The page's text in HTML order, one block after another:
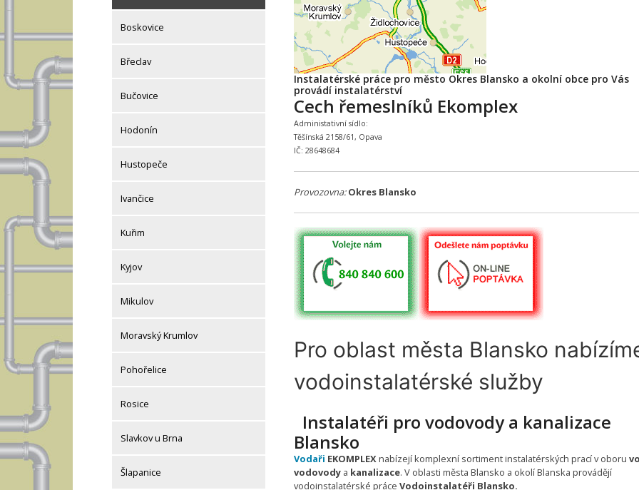
Boskovice
Břeclav
Bučovice
Hodonín
Hustopeče
Ivančice
Kuřim
Kyjov
Mikulov
Moravský Krumlov
Pohořelice
Rosice
Slavkov u Brna
Šlapanice
Instalatérské práce pro město Okres Blansko a okolní obce pro Vás
provádí instalatérství
Cech řemeslníků Ekomplex
Administativní sídlo:
Těšínská 2158/61, Opava
IČ: 28648684
Provozovna: Okres Blansko
Pro oblast města Blansko
vodoinstalatérské služby
Instalatéři pro vodovody a kanalizace
Blansko
Vodaři EKOMPLEXnabízejí komplexní sortiment instalatérských prací v oboru
vodovody a kanalizace. V oblasti města Blansko a okolí Blanska provádějí
vodoinstalatérské práce Vodoinstalatéři Blansko.